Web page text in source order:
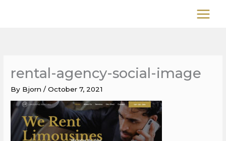
rental-agency-social-image
By Bjorn/October 7, 2021